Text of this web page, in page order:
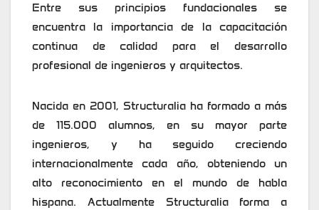
Entre sus principios fundacionales se
encuentra la importancia de la capacitación
continua de calidad para el desarrollo
profesional de ingenieros y arquitectos.
Nacida en 2001, Structuralia ha formado a más
de 115.000 alumnos, en su mayor parte
ingenieros, y ha seguido creciendo
internacionalmente cada año, obteniendo un
alto reconocimiento en el mundo de habla
hispana. Actualmente Structuralia forma a